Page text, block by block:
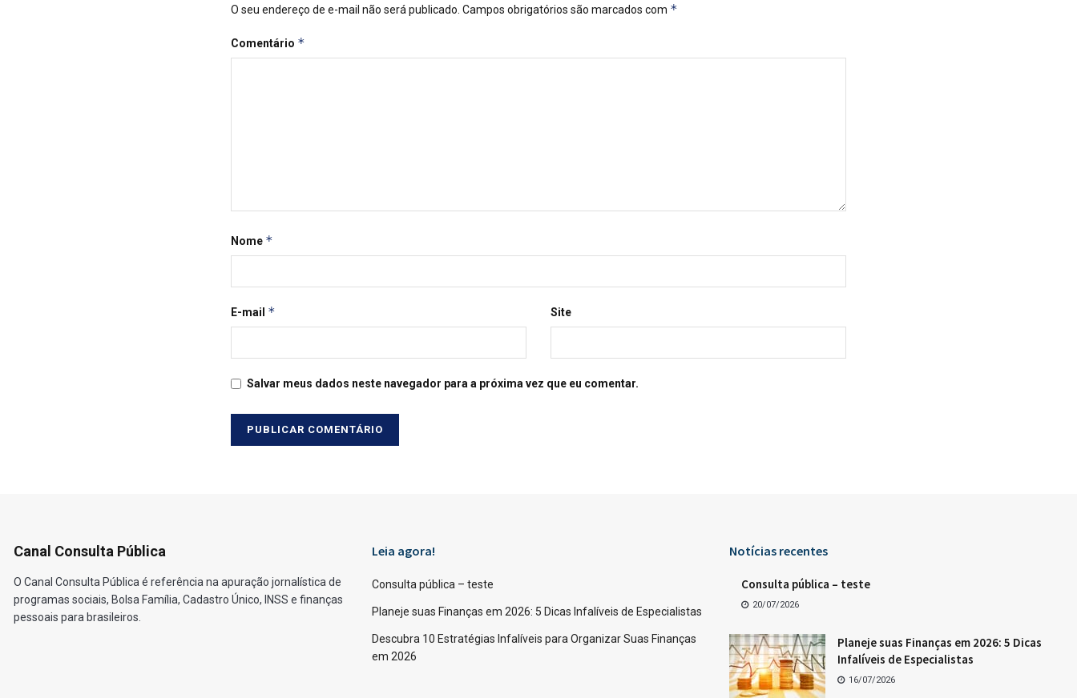
O seu endereço de e-mail não será publicado. Campos obrigatórios são marcados com *
Comentário *
Nome *
E-mail * Site
Salvar meus dados neste navegador para a próxima vez que eu comentar.
Canal Consulta Pública
O Canal Consulta Pública é referência na apuração jornalística de
programas sociais, Bolsa Família, Cadastro Único, INSS e finanças
pessoais para brasileiros.
Leia agora!
Consulta pública – teste
Planeje suas Finanças em 2026: 5 Dicas Infalíveis de Especialistas
Descubra 10 Estratégias Infalíveis para Organizar Suas Finanças
em 2026
Notícias recentes
Consulta pública – teste
20/07/2026
Planeje suas Finanças em 2026: 5 Dicas
Infalíveis de Especialistas
16/07/2026